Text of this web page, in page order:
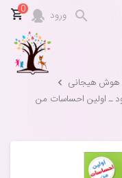
ورود 0
هوش هیجانی
ـ اولین احساسات من